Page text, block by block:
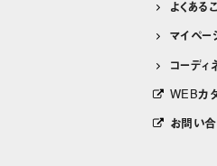
よくある
マイペー
コーディ
WEBカ
お問い